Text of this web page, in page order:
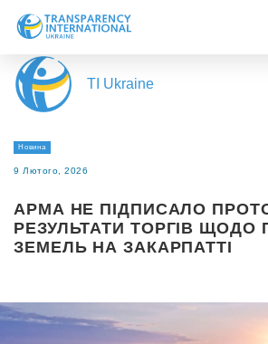
Про нас
Новини
Напрями роботи
Долучитися
TI Ukraine
Новина
9 Лютого, 2026
АРМА НЕ ПІДПИСАЛО
РЕЗУЛЬТАТИ ТОРГІВ ЩОДО
ЗЕМЕЛЬ НА ЗАКАРПАТТІ